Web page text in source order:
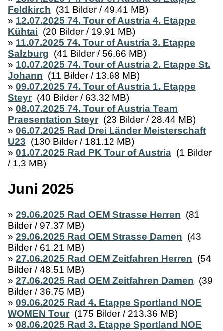
Feldkirch (31 Bilder / 49.41 MB)
» 12.07.2025 74. Tour of Austria 4. Etappe
Kühtai (20 Bilder / 19.91 MB)
» 11.07.2025 74. Tour of Austria 3. Etappe
Salzburg (41 Bilder / 56.66 MB)
» 10.07.2025 74. Tour of Austria 2. Etappe St.
Johann (11 Bilder / 13.68 MB)
» 09.07.2025 74. Tour of Austria 1. Etappe
Steyr (40 Bilder / 63.32 MB)
» 08.07.2025 74. Tour of Austria Team
Praesentation Steyr (23 Bilder / 28.44 MB)
» 06.07.2025 Rad Drei Länder Meisterschaft
U23 (130 Bilder / 181.12 MB)
» 01.07.2025 Rad PK Tour of Austria (1 Bilder
/ 1.3 MB)
Juni 2025
» 29.06.2025 Rad OEM Strasse Herren (81
Bilder / 97.37 MB)
» 29.06.2025 Rad OEM Strasse Damen (43
Bilder / 61.21 MB)
» 27.06.2025 Rad OEM Zeitfahren Herren (54
Bilder / 48.51 MB)
» 27.06.2025 Rad OEM Zeitfahren Damen (39
Bilder / 36.75 MB)
» 09.06.2025 Rad 4. Etappe Sportland NOE
WOMEN Tour (175 Bilder / 213.36 MB)
» 08.06.2025 Rad 3. Etappe Sportland NOE